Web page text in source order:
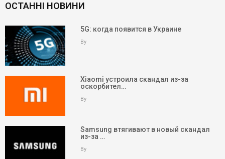
ОСТАННІ НОВИНИ
5G: когда появится в Украине
By
Xiaomi устроила скандал из-за
оскорбител…
By
Samsung втягивают в новый скандал
из-за …
By